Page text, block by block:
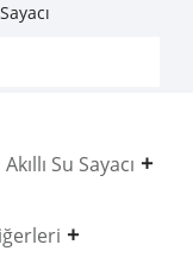
Akıllı Su Sayacı